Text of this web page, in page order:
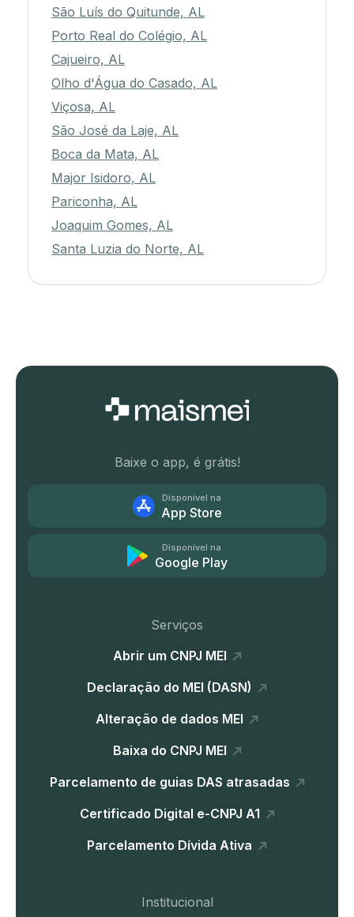
São Luís do Quitunde, AL
Porto Real do Colégio, AL
Cajueiro, AL
Olho d'Água do Casado, AL
Viçosa, AL
São José da Laje, AL
Boca da Mata, AL
Major Isidoro, AL
Pariconha, AL
Joaquim Gomes, AL
Santa Luzia do Norte, AL
Baixe o app, é grátis!
Disponível na
App Store
Disponível na
Google Play
Serviços
Abrir um CNPJ MEI
Declaração do MEI (DASN)
Alteração de dados MEI
Baixa do CNPJ MEI
Parcelamento de guias DAS atrasadas
Certificado Digital e-CNPJ A1
Parcelamento Dívida Ativa
Institucional